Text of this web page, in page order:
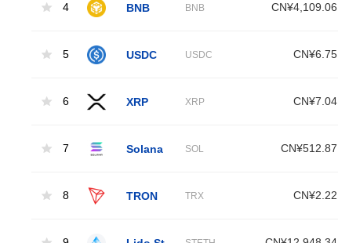
4 BNB BNB CN¥4,109.06
5 USDC USDC CN¥6.75
6 XRP XRP CN¥7.04
7 Solana SOL CN¥512.87
8 TRON TRX CN¥2.22